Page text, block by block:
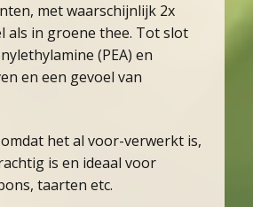
met waarschijnlijk 2x
als in groene thee. Tot slot
(PEA) en
en een gevoel van
het al voor-verwerkt is,
is en ideaal voor
taarten etc.